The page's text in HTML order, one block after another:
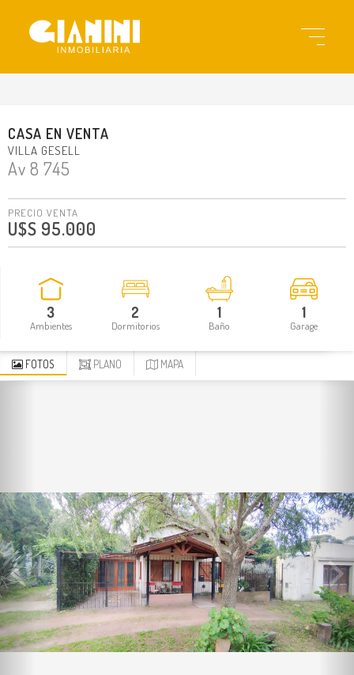
CASA EN VENTA
VILLA GESELL
Av 8 745
PRECIO VENTA
U$S 95.000
3
Ambientes
2
Dormitorios
1
Baño
1
Garage
FOTOS PLANO MAPA